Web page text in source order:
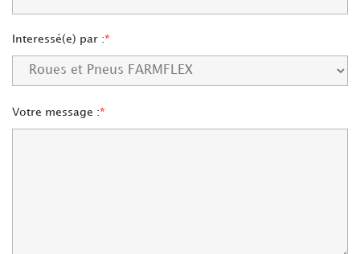
Interessé(e) par :
Votre message :